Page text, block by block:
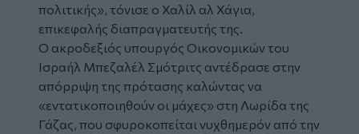
πολιτικής», τόνισε ο Χαλίλ αλ Χάγια,
επικεφαλής διαπραγματευτής της.
Ο ακροδεξιός υπουργός Οικονομικών του
Ισραήλ Μπεζαλέλ Σμότριτς αντέδρασε στην
απόρριψη της πρότασης καλώντας να
«εντατικοποιηθούν οι μάχες» στη Λωρίδα της
Γάζας, που σφυροκοπείται νυχθημερόν από την